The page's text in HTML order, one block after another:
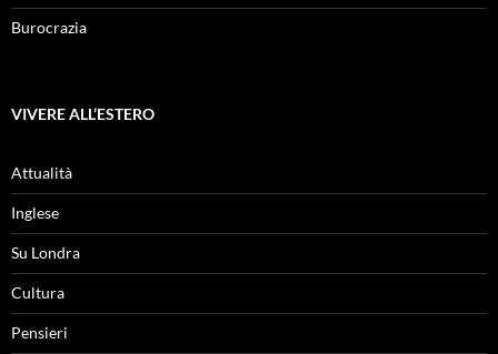
Burocrazia
VIVERE ALL’ESTERO
Attualità
Inglese
Su Londra
Cultura
Pensieri